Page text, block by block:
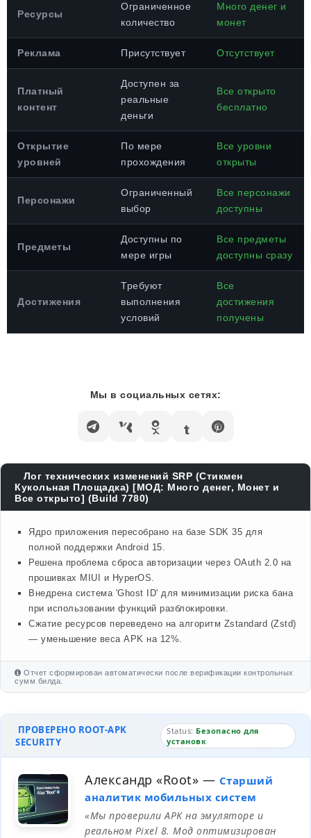
Ресурсы
Ограниченное
количество
Много денег и
монет
Реклама Присутствует Отсутствует
Платный
контент
Доступен за
реальные
деньги
Все открыто
бесплатно
Открытие
уровней
По мере
прохождения
Все уровни
открыты
Персонажи
Ограниченный
выбор
Все персонажи
доступны
Предметы
Доступны по
мере игры
Все предметы
доступны сразу
Достижения
Требуют
выполнения
условий
Все
достижения
получены
Мы в социальных сетях:
Лог технических изменений SRP (Стикмен
Кукольная Площадка) [МОД: Много денег, Монет и
Все открыто] (Build 7780)
Ядро приложения пересобрано на базе SDK 35 для
полной поддержки Android 15.
Решена проблема сброса авторизации через OAuth 2.0 на
прошивках MIUI и HyperOS.
Внедрена система 'Ghost ID' для минимизации риска бана
при использовании функций разблокировки.
Сжатие ресурсов переведено на алгоритм Zstandard (Zstd)
— уменьшение веса APK на 12%.
Отчет сформирован автоматически после верификации контрольных
сумм билда.
ПРОВЕРЕНО ROOT-APK
SECURITY
Status: Безопасно для
установк
Александр «Root» — Старший
аналитик мобильных систем
«Мы проверили APK на эмуляторе и
реальном Pixel 8. Мод оптимизирован